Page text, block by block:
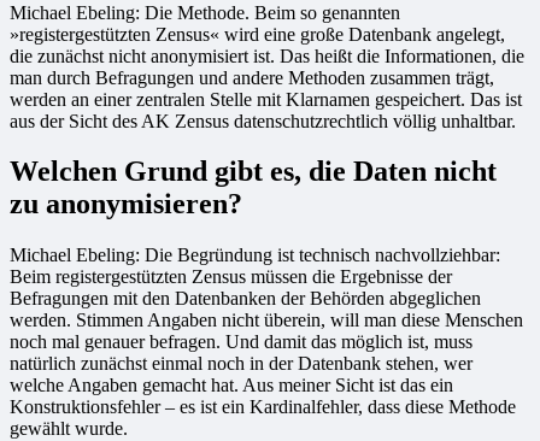
Michael Ebeling: Die Methode. Beim so genannten
»registergestützten Zensus« wird eine große Datenbank angelegt,
die zunächst nicht anonymisiert ist. Das heißt die Informationen, die
man durch Befragungen und andere Methoden zusammen trägt,
werden an einer zentralen Stelle mit Klarnamen gespeichert. Das ist
aus der Sicht des AK Zensus datenschutzrechtlich völlig unhaltbar.
Welchen Grund gibt es, die Daten nicht
zu anonymisieren?
Michael Ebeling: Die Begründung ist technisch nachvollziehbar:
Beim registergestützten Zensus müssen die Ergebnisse der
Befragungen mit den Datenbanken der Behörden abgeglichen
werden. Stimmen Angaben nicht überein, will man diese Menschen
noch mal genauer befragen. Und damit das möglich ist, muss
natürlich zunächst einmal noch in der Datenbank stehen, wer
welche Angaben gemacht hat. Aus meiner Sicht ist das ein
Konstruktionsfehler – es ist ein Kardinalfehler, dass diese Methode
gewählt wurde.